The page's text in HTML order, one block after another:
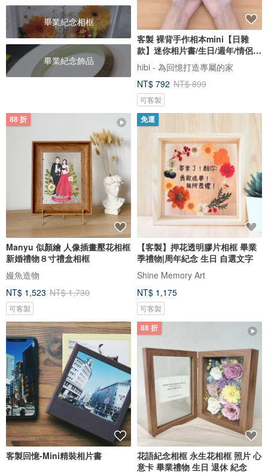
畢業紀念相框
畢業紀念飾品
客製 裸背手作相本mini【日雜
款】迷你相片書/生日/週年/情侶禮
物
hibi - 為回憶打造專屬的家
NT$ 792 NT$ 899
可客製
88 折
Manyu 似顏繪 人像插畫壓花相框
新婚禮物８寸禮盒相框
嫚魚造物
NT$ 1,523 NT$ 1,730
可客製
免運
【客製】押花透明膠片相框 畢業
季禮物|周年紀念 生日 自選文字
Shine Memory Art
NT$ 1,175
可客製
客製回憶-Mini精裝相片書
88 折
花語紀念相框 永生花相框 照片 心
意卡 畢業禮物 生日 退休 紀念